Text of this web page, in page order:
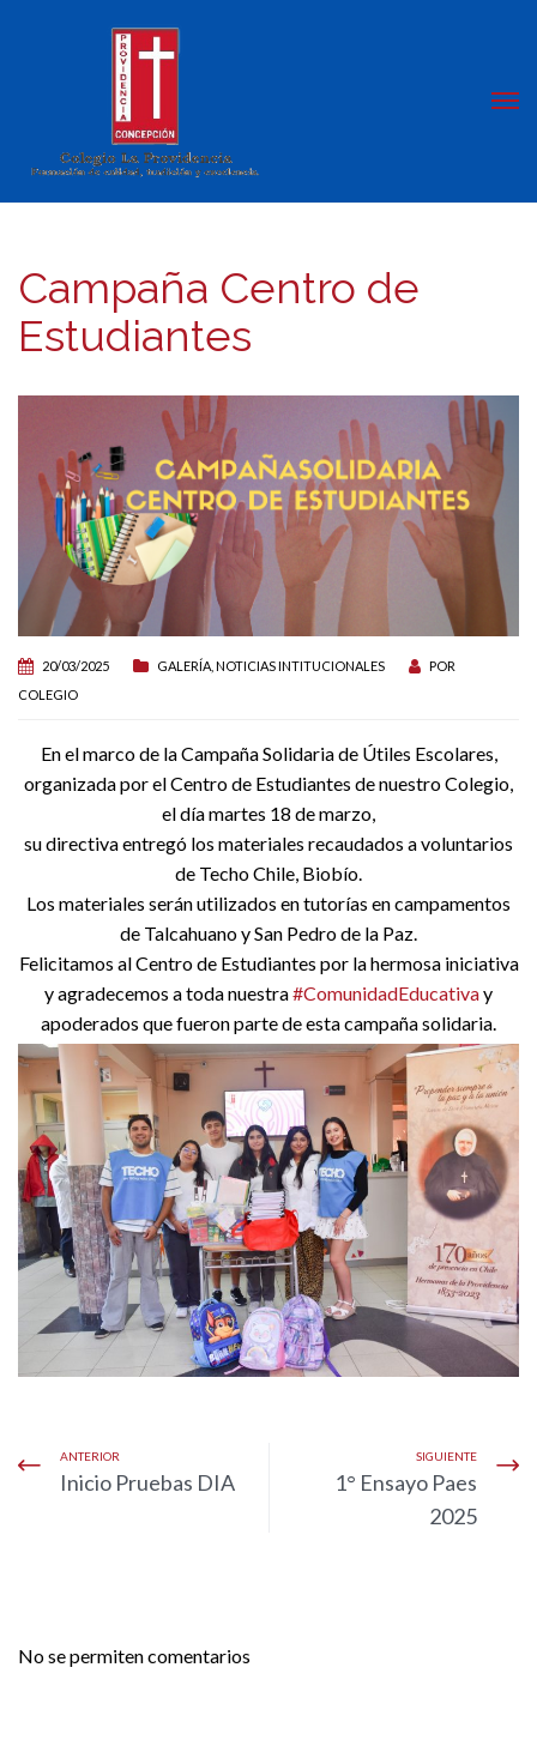
Campaña Centro de
Estudiantes
20/03/2025 GALERÍA NOTICIAS INTITUCIONALES
POR
COLEGIO
En el marco de la Campaña Solidaria de Útiles Escolares,
organizada por el Centro de Estudiantes de nuestro Colegio,
el día martes 18 de marzo,
su directiva entregó los materiales recaudados a voluntarios
de Techo Chile, Biobío.
Los materiales serán utilizados en tutorías en campamentos
de Talcahuano y San Pedro de la Paz.
Felicitamos al Centro de Estudiantes por la hermosa iniciativa
y agradecemos a toda nuestra#ComunidadEducativay
apoderados que fueron parte de esta campaña solidaria.
ANTERIOR
Inicio Pruebas DIA
SIGUIENTE
1° Ensayo Paes
2025
No se permiten comentarios